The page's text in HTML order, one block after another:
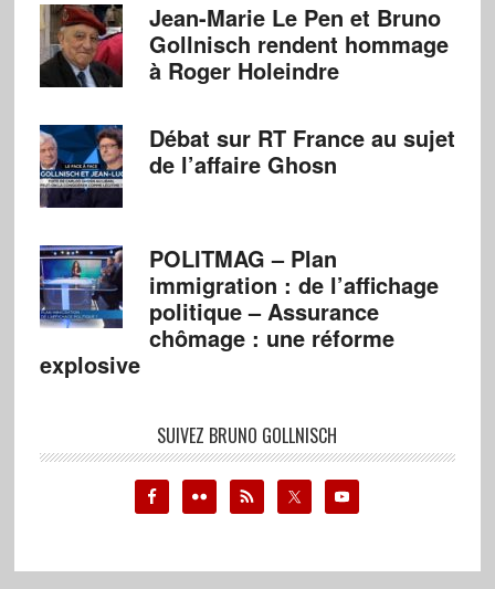
Jean-Marie Le Pen et Bruno
Gollnisch rendent hommage
à Roger Holeindre
Débat sur RT France au sujet
de l’affaire Ghosn
POLITMAG – Plan
immigration : de l’affichage
politique – Assurance
chômage : une réforme
explosive
SUIVEZ BRUNO GOLLNISCH